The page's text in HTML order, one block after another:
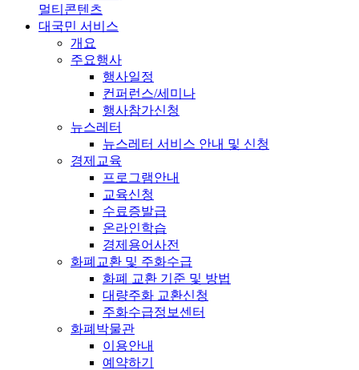
멀티콘텐츠
대국민 서비스
개요
주요행사
행사일정
컨퍼런스/세미나
행사참가신청
뉴스레터
뉴스레터 서비스 안내 및 신청
경제교육
프로그램안내
교육신청
수료증발급
온라인학습
경제용어사전
화폐교환 및 주화수급
화폐 교환 기준 및 방법
대량주화 교환신청
주화수급정보센터
화폐박물관
이용안내
예약하기